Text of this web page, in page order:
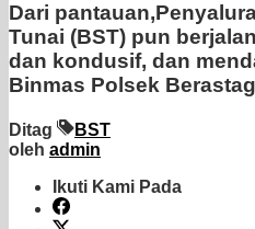
Dari
Tunai (BST) pun
dan kondusif, dan
Binmas Polsek
Ditag
BST
oleh admin
Ikuti Kami Pada